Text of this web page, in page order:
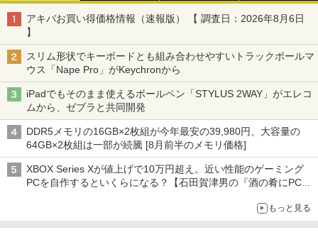
アキバお買い得価格情報（速報版） 【 調査日：2026年8月6日
】
スリム形状でキーボードとも組み合わせやすいトラックボールマ
ウス「Nape Pro」がKeychronから
iPadでもそのまま使えるボールペン「STYLUS 2WAY」がエレコ
ムから、ゼブラと共同開発
DDR5メモリの16GB×2枚組が今年最安の39,980円、大容量の
64GB×2枚組は一部が続騰 [8月前半のメモリ価格]
XBOX Series Xが値上げで10万円超え。近い性能のゲーミング
PCを自作するといくらになる？【石田賀津男の『酒の肴にPCゲ
もっと見る